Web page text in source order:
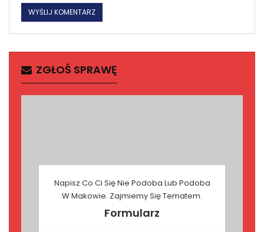
ZGŁOŚ SPRAWĘ
Napisz Co Ci Się Nie Podoba Lub Podoba
W Makowie. Zajmiemy Się Tematem.
Formularz